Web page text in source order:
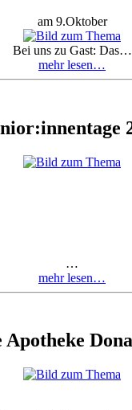
am 9.Oktober
Bei uns zu Gast: Das…
mehr lesen…
…
mehr lesen…
Apotheke